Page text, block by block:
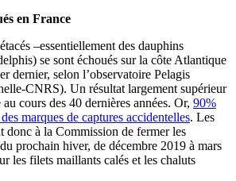
en France
–essentiellement des dauphins
se sont échoués sur la côte Atlantique
dernier, selon l’observatoire Pelagis
CNRS). Un résultat largement supérieur
cours des 40 dernières années. Or, 90%
marques de captures accidentelles. Les
donc à la Commission de fermer les
prochain hiver, de décembre 2019 à mars
les filets maillants calés et les chaluts